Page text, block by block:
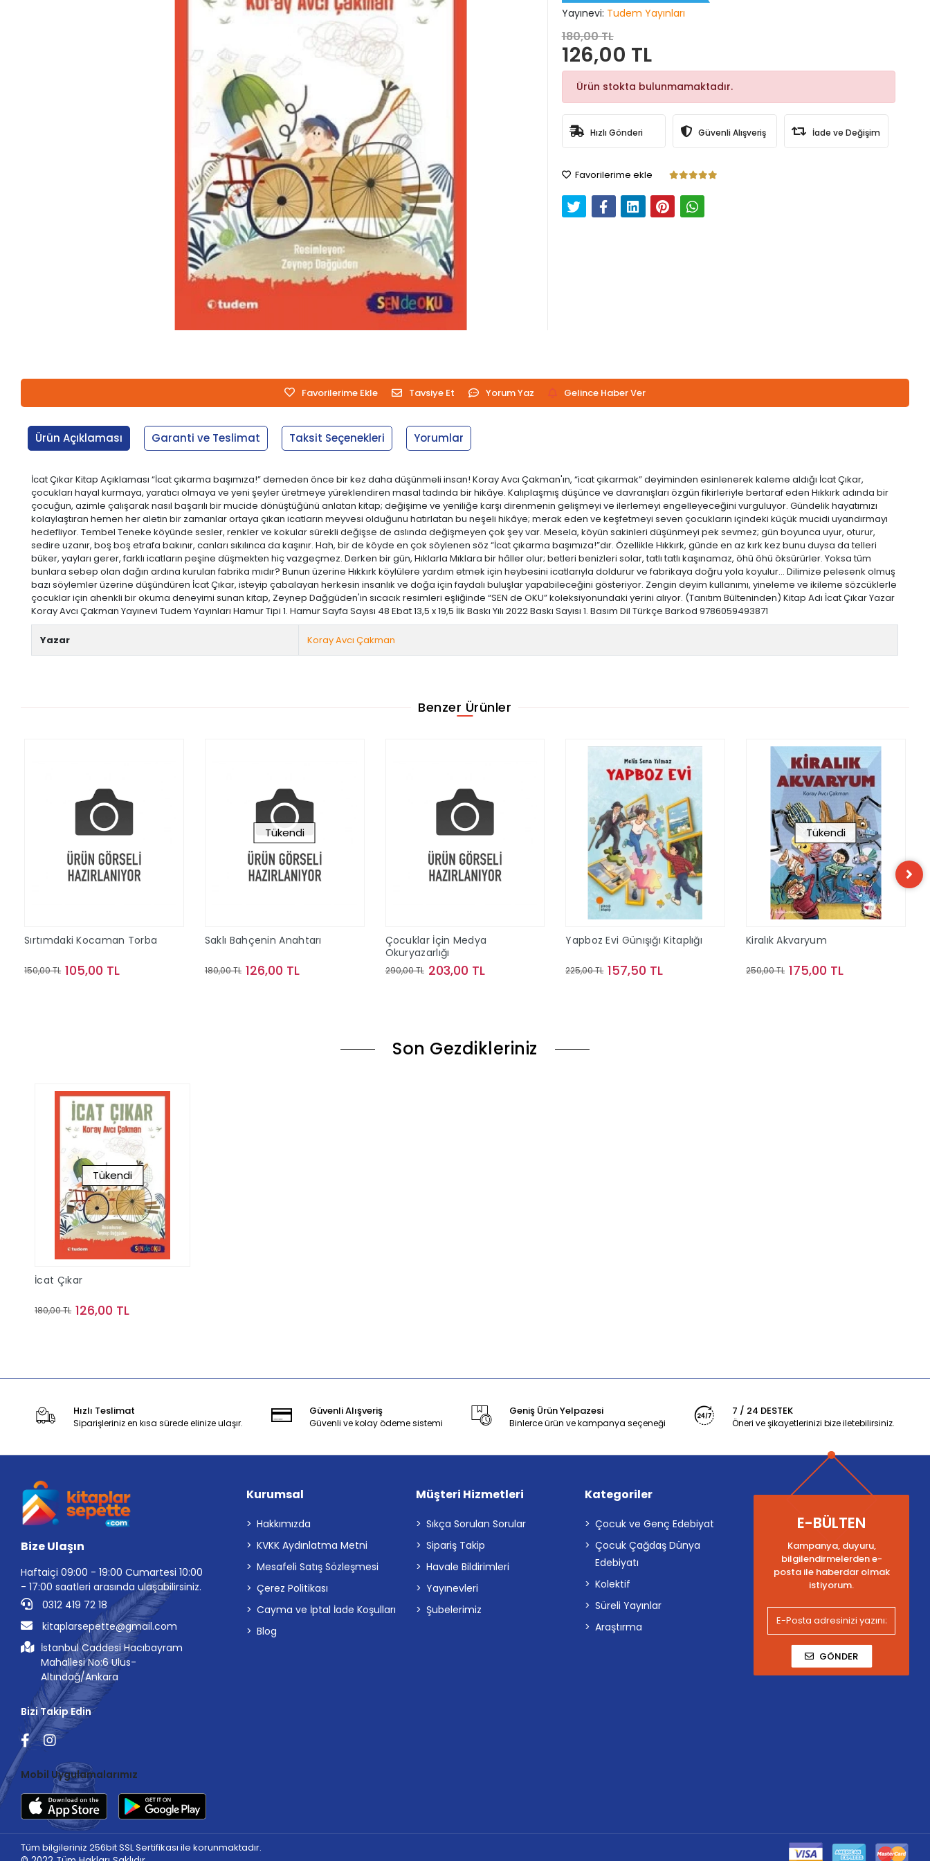
Yayınevi: Tudem Yayınları
180,00 TL
126,00 TL
Ürün stokta bulunmamaktadır.
Hızlı Gönderi Güvenli Alışveriş İade ve Değişim
Favorilerime ekle
Favorilerime Ekle Tavsiye Et Yorum Yaz Gelince Haber Ver
Ürün Açıklaması Garanti ve Teslimat Taksit Seçenekleri Yorumlar
İcat Çıkar Kitap Açıklaması “İcat çıkarma başımıza!” demeden önce bir kez daha düşünmeli insan! Koray Avcı Çakman'ın, “icat çıkarmak” deyiminden esinlenerek kaleme aldığı İcat Çıkar,
çocukları hayal kurmaya, yaratıcı olmaya ve yeni şeyler üretmeye yüreklendiren masal tadında bir hikâye. Kalıplaşmış düşünce ve davranışları özgün fikirleriyle bertaraf eden Hıkkırk adında bir
çocuğun, azimle çalışarak nasıl başarılı bir mucide dönüştüğünü anlatan kitap; değişime ve yeniliğe karşı direnmenin gelişmeyi ve ilerlemeyi engelleyeceğini vurguluyor. Gündelik hayatımızı
kolaylaştıran hemen her aletin bir zamanlar ortaya çıkan icatların meyvesi olduğunu hatırlatan bu neşeli hikâye; merak eden ve keşfetmeyi seven çocukların içindeki küçük mucidi uyandırmayı
hedefliyor. Tembel Teneke köyünde sesler, renkler ve kokular sürekli değişse de aslında değişmeyen çok şey var. Mesela, köyün sakinleri düşünmeyi pek sevmez; gün boyunca uyur, oturur,
sedire uzanır, boş boş etrafa bakınır, canları sıkılınca da kaşınır. Hah, bir de köyde en çok söylenen söz “İcat çıkarma başımıza!”dır. Özellikle Hıkkırk, günde en az kırk kez bunu duysa da telleri
büker, yayları gerer, farklı icatların peşine düşmekten hiç vazgeçmez. Derken bir gün, Hıklarla Mıklara bir hâller olur; betleri benizleri solar, tatlı tatlı kaşınamaz, öhü öhü öksürürler. Yoksa tüm
bunlara sebep olan dağın ardına kurulan fabrika mıdır? Bunun üzerine Hıkkırk köylülere yardım etmek için heybesini icatlarıyla doldurur ve fabrikaya doğru yola koyulur... Dilimize pelesenk olmuş
bazı söylemler üzerine düşündüren İcat Çıkar, isteyip çabalayan herkesin insanlık ve doğa için faydalı buluşlar yapabileceğini gösteriyor. Zengin deyim kullanımı, yineleme ve ikileme sözcüklerle
çocuklar için ahenkli bir okuma deneyimi sunan kitap, Zeynep Dağgüden'in sıcacık resimleri eşliğinde “SEN de OKU” koleksiyonundaki yerini alıyor. (Tanıtım Bülteninden) Kitap Adı İcat Çıkar Yazar
Koray Avcı Çakman Yayınevi Tudem Yayınları Hamur Tipi 1. Hamur Sayfa Sayısı 48 Ebat 13,5 x 19,5 İlk Baskı Yılı 2022 Baskı Sayısı 1. Basım Dil Türkçe Barkod 9786059493871
Yazar Koray Avcı Çakman
Benzer Ürünler
Sırtımdaki Kocaman Torba
150,00 TL 105,00 TL
Tükendi
Saklı Bahçenin Anahtarı
180,00 TL 126,00 TL
Çocuklar İçin Medya
Okuryazarlığı
290,00 TL 203,00 TL
Yapboz Evi Günışığı Kitaplığı
225,00 TL 157,50 TL
Tükendi
Kiralık Akvaryum
250,00 TL 175,00 TL
Son Gezdikleriniz
Tükendi
İcat Çıkar
180,00 TL 126,00 TL
Hızlı Teslimat
Siparişleriniz en kısa sürede elinize ulaşır.
Güvenli Alışveriş
Güvenli ve kolay ödeme sistemi
Geniş Ürün Yelpazesi
Binlerce ürün ve kampanya seçeneği
7 / 24 DESTEK
Öneri ve şikayetlerinizi bize iletebilirsiniz.
Bize Ulaşın
Haftaiçi 09:00 - 19:00 Cumartesi 10:00
- 17:00 saatleri arasında ulaşabilirsiniz.
0312 419 72 18
kitaplarsepette@gmail.com
İstanbul Caddesi Hacıbayram
Mahallesi No:6 Ulus-
Altındağ/Ankara
Bizi Takip Edin
Mobil Uygulamalarımız
Kurumsal
Hakkımızda
KVKK Aydınlatma Metni
Mesafeli Satış Sözleşmesi
Çerez Politikası
Cayma ve İptal İade Koşulları
Blog
Müşteri Hizmetleri
Sıkça Sorulan Sorular
Sipariş Takip
Havale Bildirimleri
Yayınevleri
Şubelerimiz
Kategoriler
Çocuk ve Genç Edebiyat
Çocuk Çağdaş Dünya
Edebiyatı
Kolektif
Süreli Yayınlar
Araştırma
E-BÜLTEN
Kampanya, duyuru,
bilgilendirmelerden e-
posta ile haberdar olmak
istiyorum.
GÖNDER
Tüm bilgileriniz 256bit SSL Sertifikası ile korunmaktadır.